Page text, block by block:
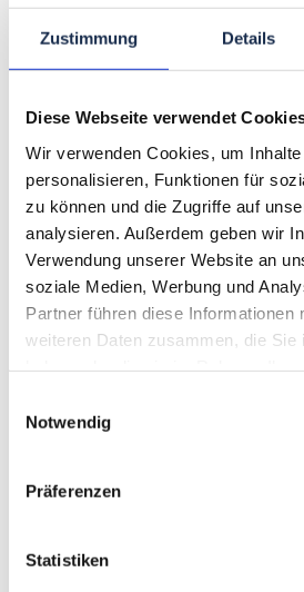
Zustimmung Details
Diese Webseite verwendet
Wir verwenden Cookies, um
personalisieren, Funktionen für
zu können und die Zugriffe auf
analysieren. Außerdem geben wir
Verwendung unserer Website an
soziale Medien, Werbung und
Partner führen diese Informationen
weiteren Daten zusammen, die Sie
Notwendig
Präferenzen
Statistiken
Steuerberaterkammer Stuttgart
Hegelstr. 33
70174 Stuttgart
Berufshaftpflichtversicherung
R+V Allgemeine Versicherung AG
70499 Stuttgart
Versicherungsschutzes besteht